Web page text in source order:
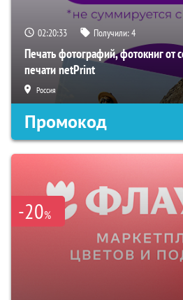
02:20:32 Получили:4
Печать фотографий, фотокниг от
печати netPrint
Россия
Промокод
-20%